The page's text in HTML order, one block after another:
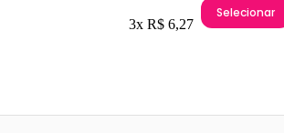
3x R$ 6,27
Selecionar